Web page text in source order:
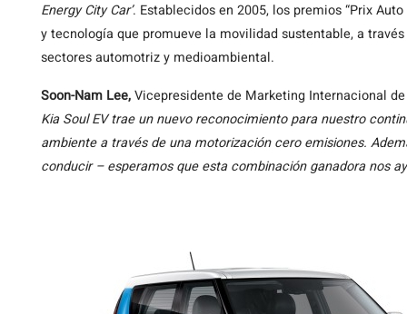
Energy City Car’. Establecidos en 2005, los premios “Prix
y tecnología que promueve la movilidad sustentable, a
sectores automotriz y medioambiental.
Soon-Nam Lee,Vicepresidente de Marketing Internacional
Kia Soul EV trae un nuevo reconocimiento para nuestro
ambiente a través de una motorización cero emisiones.
conducir – esperamos que esta combinación ganadora nos